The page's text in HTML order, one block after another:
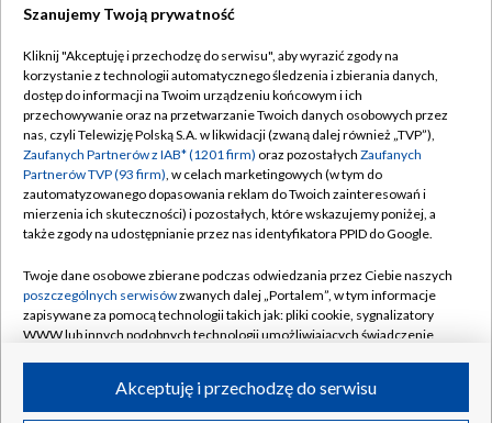
TVP
Abonament TVP
Emisja w TVP
Centrum informacji TVP
Naziemna Telewizja Cyfrowa
Rada Programowa
System NOS
Informacje o nadawcy
Program dla prasy
Regulamin TVP
Polityka prywatności
Moje zgody
Pomoc
Kontakt
Kanały
Szanujemy Twoją prywatność
Kliknij "Akceptuję i przechodzę do serwisu", aby wyrazić zgody na
korzystanie z technologii automatycznego śledzenia i zbierania danych,
dostęp do informacji na Twoim urządzeniu końcowym i ich
przechowywanie oraz na przetwarzanie Twoich danych osobowych przez
nas, czyli Telewizję Polską S.A. w likwidacji (zwaną dalej również „TVP”),
Zaufanych Partnerów z IAB* (1201 firm) oraz pozostałych Zaufanych
Partnerów TVP (93 firm), w celach marketingowych (w tym do
zautomatyzowanego dopasowania reklam do Twoich zainteresowań i
mierzenia ich skuteczności) i pozostałych, które wskazujemy poniżej, a
także zgody na udostępnianie przez nas identyfikatora PPID do Google.
Twoje dane osobowe zbierane podczas odwiedzania przez Ciebie naszych
poszczególnych serwisówzwanych dalej „Portalem”, w tym informacje
zapisywane za pomocą technologii takich jak: pliki cookie, sygnalizatory
WWW lub innych podobnych technologii umożliwiających świadczenie
ruchu w Internecie.Akceptuję i przechodzę do serwisu